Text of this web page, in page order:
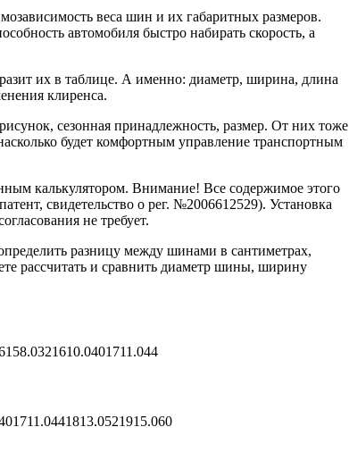
веса шин и их габаритных размеров.
автомобиля быстро набирать скорость, а
их в таблице. А именно: диаметр, ширина, длина
клиренса.
сезонная принадлежность, размер. От них тоже
будет комфортным управление транспортным
калькулятором. Внимание! Все содержимое этого
свидетельство о рег. №2006612529). Установка
не требует.
разницу между шинами в сантиметрах,
рассчитать и сравнить диаметр шины, ширину